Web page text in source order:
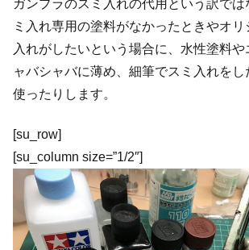
ガンプラのスミ入れの代用という訳では
ミ入れ専用の塗料がなかったときやオリ
入れがしたいという場合に、水性塗料
ャバシャバに薄め、細筆でスミ入れを
使ったりします。
[su_row]
[su_column size=”1/2″]